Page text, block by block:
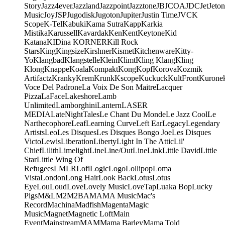
StoryJazz4everJazzlandJazzpointJazztoneJBJCOAJDCJetJeton
MusicJoyJSPJugodiskJugotonJupiterJustin TimeJVCK
ScopeK-TelKabukiKama SutraKappKarkia
MistikaKarussellKavardakKenKentKeytoneKid
KatanaKIDina KORNERKill Rock
StarsKingKingsizeKirshnerKismetKitchenwareKitty-
YoKlangbadKlangstelleKleinKlimtKling KlangKling
KlongKnappeKoalaKompaktKongKopfKorovaKozmik
ArtifactzKrankyKremKrunkKscopeKuckuckKultFront
Voce Del PadroneLa Voix De Son MaitreLacquer
PizzaLaFaceLakeshoreLamb
UnlimitedLamborghiniLanternLASER
MEDIALateNightTalesLe Chant Du MondeLe Jazz CoolLe
NarthecophoreLeafLearning CurveLeft EarLegacyLegendary
ArtistsLeoLes DisquesLes Disques Bongo JoeLes Disques
VictoLewisLiberationLibertyLight In The AtticLil'
ChiefLilithLimelightLineLine/OutLineLinkLittle DavidLittle
StarLittle Wing Of
RefugeesLMLRLofiLogicLogoLollipopLoma
VistaLondonLong HairLook BackLotusLotus
EyeLouLoudLoveLovely MusicLoveTapLuaka BopLucky
PigsM&LM2M2BAMAMA MusicMac's
RecordMachinaMadfishMagentaMagic
MusicMagnetMagnetic LoftMain
EventMainstreamMAMMama BarleyMama Told